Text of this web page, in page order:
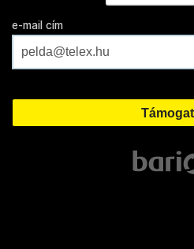
e-mail cím